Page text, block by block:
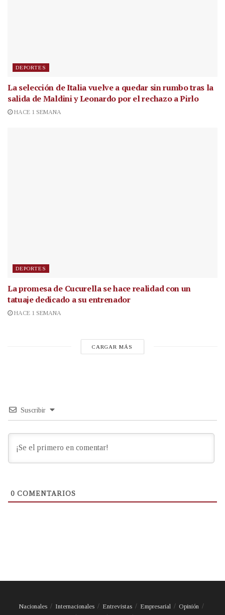
DEPORTES
La selección de Italia vuelve a quedar sin rumbo tras la
salida de Maldini y Leonardo por el rechazo a Pirlo
HACE 1 SEMANA
DEPORTES
La promesa de Cucurella se hace realidad con un
tatuaje dedicado a su entrenador
HACE 1 SEMANA
CARGAR MÁS
Suscribir
0 COMENTARIOS
Nacionales Internacionales Entrevistas Empresarial
Opinión